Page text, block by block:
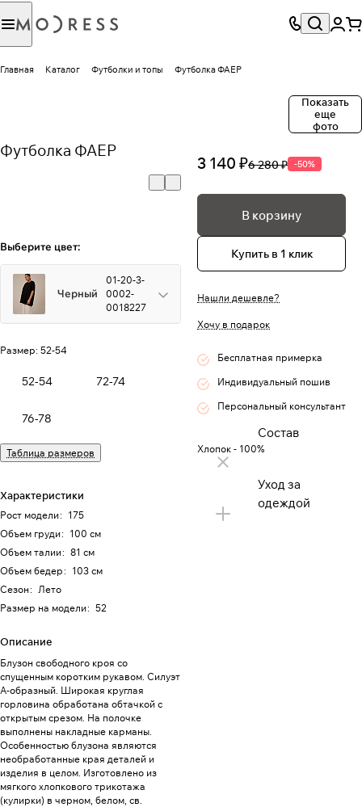
Главная Каталог Футболки и топы Футболка ФАЕР
Показать
еще
фото
Футболка ФАЕР
Выберите цвет:
Черный
01-20-3-
0002-
0018227
Размер: 52-54
52-54 72-74
76-78
Таблица размеров
Характеристики
Рост модели: 175
Объем груди: 100 см
Объем талии: 81 см
Объем бедер: 103 см
Сезон: Лето
Размер на модели: 52
Описание
Блузон свободного кроя со
спущенным коротким рукавом. Силуэт
А-образный. Широкая круглая
горловина обработана обтачкой с
открытым срезом. На полочке
выполнены накладные карманы.
Особенностью блузона являются
необработанные края деталей и
изделия в целом. Изготовлено из
мягкого хлопкового трикотажа
(кулирки) в черном, белом, св.
3 140 ₽6 280 ₽ -50%
В корзину
Купить в 1 клик
Нашли дешевле?
Хочу в подарок
Бесплатная примерка
Индивидуальный пошив
Персональный консультант
Состав
Хлопок - 100%
Уход за
одеждой